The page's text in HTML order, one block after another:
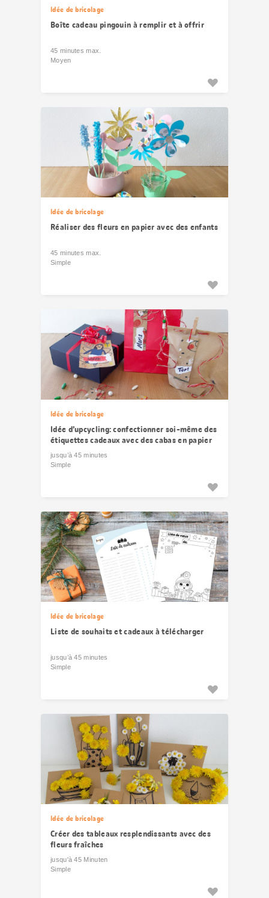
Idée de bricolage
Boîte cadeau pingouin à remplir et à offrir
45 minutes max.
Moyen
Idée de bricolage
Réaliser des fleurs en papier avec des enfants
45 minutes max.
Simple
Idée de bricolage
Idée d’upcycling: confectionner soi-même des
étiquettes cadeaux avec des cabas en papier
jusqu’à 45 minutes
Simple
Idée de bricolage
Liste de souhaits et cadeaux à télécharger
jusqu’à 45 minutes
Simple
Idée de bricolage
Créer des tableaux resplendissants avec des
fleurs fraîches
jusqu'à 45 Minuten
Simple